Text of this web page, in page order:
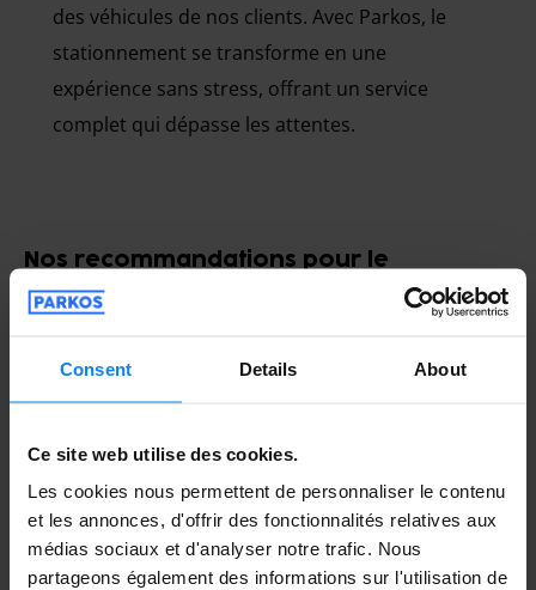
Consent Details About
Ce site web utilise des cookies.
Les cookies nous permettent de personnaliser le contenu
et les annonces, d'offrir des fonctionnalités relatives aux
médias sociaux et d'analyser notre trafic. Nous
partageons également des informations sur l'utilisation de
des véhicules de nos clients. Avec Parkos, le
stationnement se transforme en une
expérience sans stress, offrant un service
complet qui dépasse les attentes.
Nos recommandations pour le
stationnement à Orio al Serio